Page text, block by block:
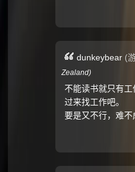
dunkeybear (
Zealand)
不能读书就只有
过来找工作吧。
要是又不行，难不